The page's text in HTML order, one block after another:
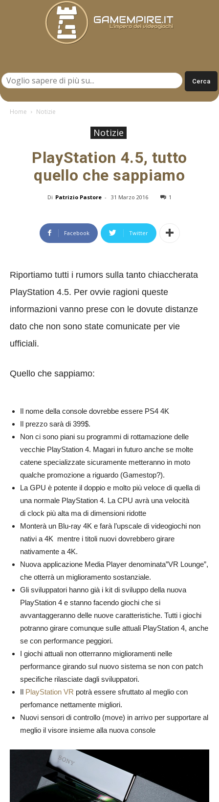
Home Notizie
Notizie
PlayStation 4.5, tutto
quello che sappiamo
Di Patrizio Pastore - 31 Marzo 2016 1
Facebook Twitter
Riportiamo tutti i rumors sulla tanto chiaccherata
PlayStation 4.5. Per ovvie ragioni queste
informazioni vanno prese con le dovute distanze
dato che non sono state comunicate per vie
ufficiali.
Quello che sappiamo:
Il nome della console dovrebbe essere PS4 4K
Il prezzo sarà di 399$.
Non ci sono piani su programmi di rottamazione delle
vecchie PlayStation 4. Magari in futuro anche se molte
catene specializzate sicuramente metteranno in moto
qualche promozione a riguardo (Gamestop?).
La GPU è potente il doppio e molto più veloce di quella di
una normale PlayStation 4. La CPU avrà una velocità
di clock più alta ma di dimensioni ridotte
Monterà un Blu-ray 4K e farà l’upscale di videogiochi non
nativi a 4K mentre i titoli nuovi dovrebbero girare
nativamente a 4K.
Nuova applicazione Media Player denominata”VR Lounge”,
che otterrà un miglioramento sostanziale.
Gli sviluppatori hanno già i kit di sviluppo della nuova
PlayStation 4 e stanno facendo giochi che si
avvantaggeranno delle nuove caratteristiche. Tutti i giochi
potranno girare comunque sulle attuali PlayStation 4, anche
se con performance peggiori.
I giochi attuali non otterranno miglioramenti nelle
performance girando sul nuovo sistema se non con patch
specifiche rilasciate dagli sviluppatori.
Il PlayStation VR potrà essere sfruttato al meglio con
perfomance nettamente migliori.
Nuovi sensori di controllo (move) in arrivo per supportare al
meglio il visore insieme alla nuova console